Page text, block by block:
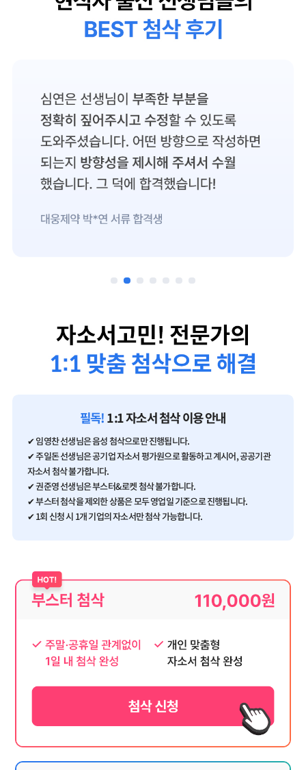
필독! 1:1 자소서 첨삭 이용 안내
✔ 임영찬 선생님은 음성 첨삭으로만 진행됩니다.
✔ 주일돈 선생님은 공기업 자소서 평가원으로 활동하고 계시어, 공공기관
자소서 첨삭 불가합니다.
✔ 권준영 선생님은 부스터&로켓 첨삭 불가합니다.
✔ 부스터 첨삭을 제외한 상품은 모두 영업일 기준으로 진행됩니다.
✔ 1회 신청 시 1개 기업의 자소서만 첨삭 가능합니다.